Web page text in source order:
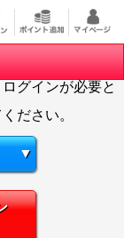
グインが必要と
ださい。
▼